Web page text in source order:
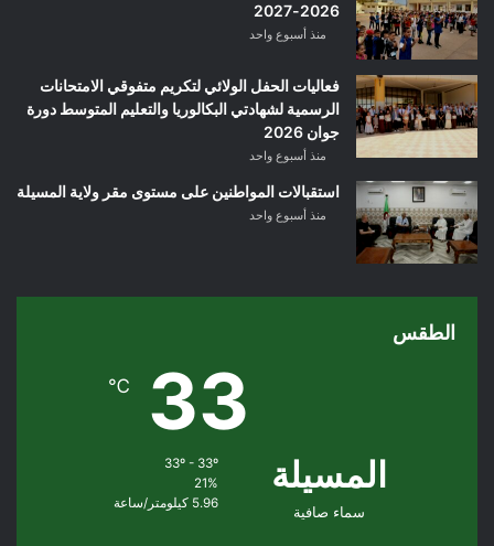
2026-2027
منذ أسبوع واحد
فعاليات الحفل الولائي لتكريم متفوقي الامتحانات
الرسمية لشهادتي البكالوريا والتعليم المتوسط دورة
جوان 2026
منذ أسبوع واحد
استقبالات المواطنين على مستوى مقر ولاية المسيلة
منذ أسبوع واحد
الطقس
المسيلة
سماء صافية
33
℃
33º - 33º
21%
5.96 كيلومتر/ساعة